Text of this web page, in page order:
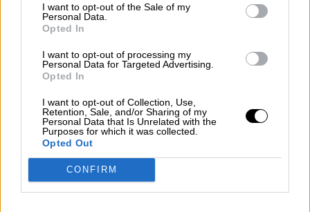
I want to opt-out of the Sale of my
Personal Data.
Opted In
I want to opt-out of processing my
Personal Data for Targeted Advertising.
Opted In
I want to opt-out of Collection, Use,
Retention, Sale, and/or Sharing of my
Personal Data that Is Unrelated with the
Purposes for which it was collected.
Opted Out
CONFIRM
El impuesto al queroseno, una
"ruina" para España que no reducirá
las emisiones